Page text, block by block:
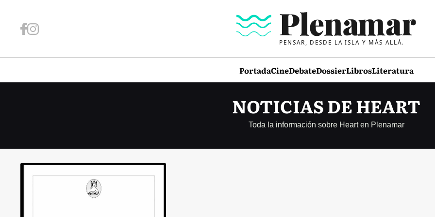
PENSAR, DESDE LA ISLA Y MÁS ALLÁ.
PortadaCineDebateDossierLibrosLiteratura
NOTICIAS DE HEART
Toda la información sobre Heart en Plenamar